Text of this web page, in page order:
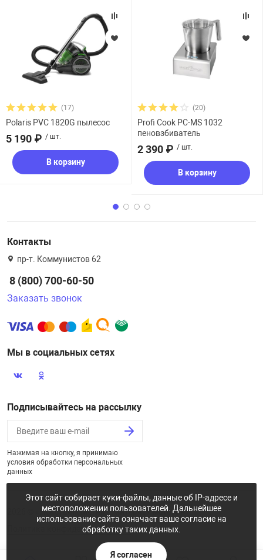
(17)
Polaris PVC 1820G пылесос
5 190 ₽ / шт.
В корзину
(20)
Profi Cook PC-MS 1032
пеновзбиватель
2 390 ₽ / шт.
В корзину
Контакты
пр-т. Коммунистов 62
8 (800) 700-60-50
Заказать звонок
Мы в социальных сетях
Подписывайтесь на рассылку
Нажимая на кнопку, я принимаю
условия обработки персональных
данных
2026 © «Некстайп: Магнит - интернет-магазин»
Политика конфиденциальности
Этот сайт собирает куки-файлы, данные об IP-адресе и
местоположении пользователей. Дальнейшее
использование сайта означает ваше согласие на
обработку таких данных.
Я согласен